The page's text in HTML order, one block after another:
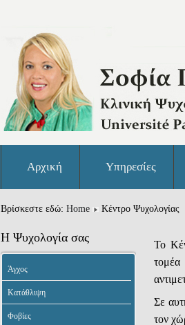
Αρχική Υπηρεσίες
Βρίσκεστε εδώ: Home Κέντρο Ψυχολογίας
Η Ψυχολογία σας
Άγχος
Κατάθλιψη
Φοβίες
Το
τομέα
Σε
τον